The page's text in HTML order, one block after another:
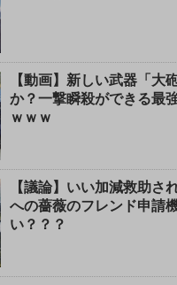
【動画】新しい武器「大
か？一撃瞬殺ができる最
ｗｗｗ
【議論】いい加減救助さ
への薔薇のフレンド申請
い？？？